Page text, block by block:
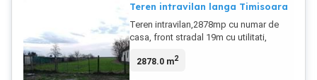
Teren intravilan langa Timisoara
Teren intravilan,2878mp cu numar de
casa, front stradal 19m cu utilitati,
pentru mai multe informati contact
2878.0 m2